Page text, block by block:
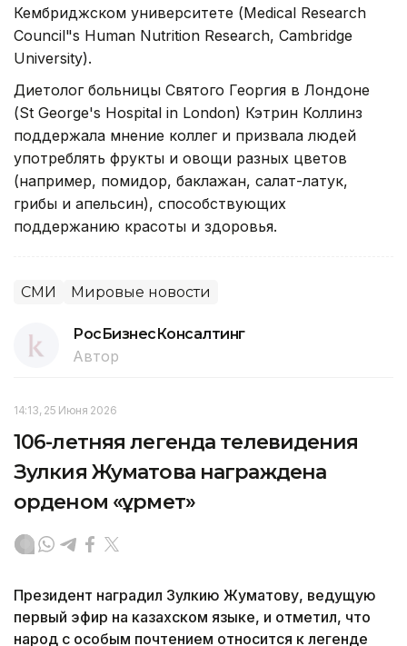
Кембриджском университете (Medical Research
Council"s Human Nutrition Research, Cambridge
University).
Диетолог больницы Святого Георгия в Лондоне
(St George's Hospital in London) Кэтрин Коллинз
поддержала мнение коллег и призвала людей
употреблять фрукты и овощи разных цветов
(например, помидор, баклажан, салат-латук,
грибы и апельсин), способствующих
поддержанию красоты и здоровья.
СМИ Мировые новости
РосБизнесКонсалтинг
Автор
14:13, 25 Июня 2026
106-летняя легенда телевидения
Зулкия Жуматова награждена
орденом «Құрмет»
Президент наградил Зулкию Жуматову, ведущую
первый эфир на казахском языке, и отметил, что
народ с особым почтением относится к легенде